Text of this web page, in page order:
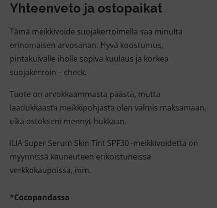
Yhteenveto ja ostopaikat
Tämä meikkivoide suojakertoimella saa minulta
erinomaisen arvosanan. Hyvä koostumus,
pintakuivalle iholle sopiva kuulaus ja korkea
suojakerroin – check.
Tuote on arvokkaammasta päästä, mutta
laadukkaasta meikkipohjasta olen valmis maksamaan,
eikä ostokseni mennyt hukkaan.
ILIA Super Serum Skin Tint SPF30 -meikkivoidetta on
myynnissä kauneuteen erikoistuneissa
verkkokaupoissa, mm.
*Cocopandassa